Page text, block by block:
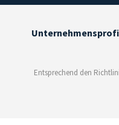
Entsprechend den